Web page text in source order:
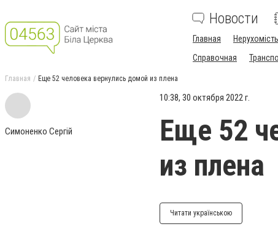
Новости
Главная Нерухомість
Справочная
Главная Еще 52 человека вернулись домой из плена
Симоненко Сергій
10:38, 30 октября 2022 г.
Еще 52
из плена
Читати українською